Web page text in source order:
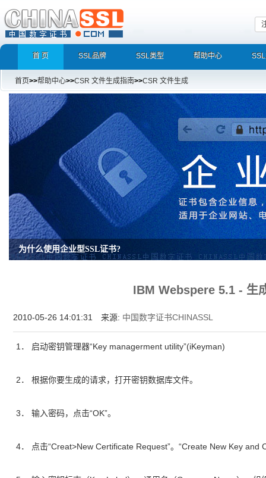
首 页 SSL品牌 SSL类型 帮助中心
首页>>帮助中心>>CSR 文件生成指南>>CSR 文件生成
为什么使用企业型SSL证书?
IBM Webspere 5.1 - 生
2010-05-26 14:01:31 来源: 中国数字证书CHINASSL
1． 启动密钥管理器“Key managerment utility”(iKeyman)
2． 根据你要生成的请求，打开密钥数据库文件。
3． 输入密码，点击“OK”。
4． 点击“Creat>New Certificate Request”。“Create New Key and